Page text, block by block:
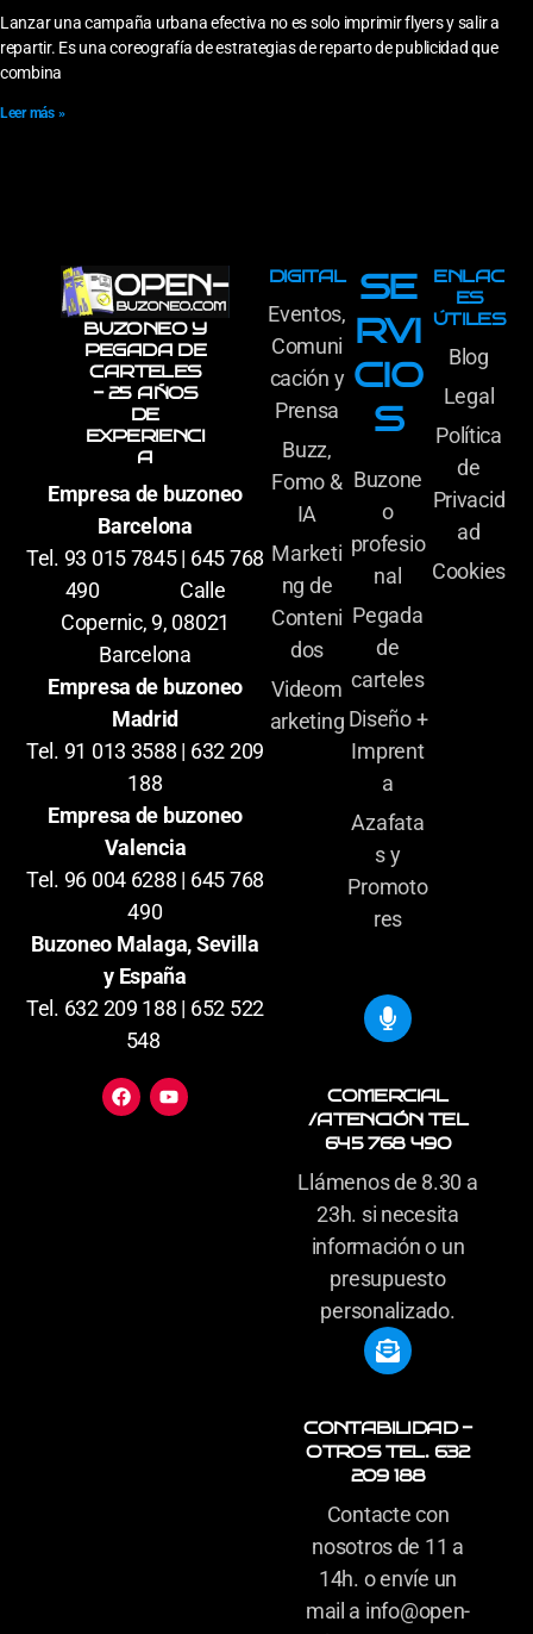
Lanzar una campaña urbana efectiva no es solo imprimir flyers y salir a
repartir. Es una coreografía de estrategias de reparto de publicidad que
combina
Leer más »
BUZONEO Y
PEGADA DE
CARTELES
- 25 AÑOS
DE
EXPERIENCI
A
Empresa de buzoneo
Barcelona
Tel. 93 015 7845 | 645 768
490 Calle
Copernic, 9, 08021
Barcelona
Empresa de buzoneo
Madrid
Tel. 91 013 3588 | 632 209
188
Empresa de buzoneo
Valencia
Tel. 96 004 6288 | 645 768
490
Buzoneo Malaga, Sevilla
y España
Tel. 632 209 188 | 652 522
548
DIGITAL
Eventos,
Comuni
cación y
Prensa
Buzz,
Fomo &
IA
Marketi
ng de
Conteni
dos
Videom
arketing
SE
RVI
CIO
S
Buzone
o
profesio
nal
Pegada
de
carteles
Diseño +
Imprent
a
Azafata
s y
Promoto
res
ENLAC
ES
ÚTILES
Blog
Legal
Política
de
Privacid
ad
Cookies
COMERCIAL
/ATENCIÓN TEL
645 768 490
Llámenos de 8.30 a
23h. si necesita
información o un
presupuesto
personalizado.
CONTABILIDAD -
OTROS TEL. 632
209 188
Contacte con
nosotros de 11 a
14h. o envíe un
mail a info@open-